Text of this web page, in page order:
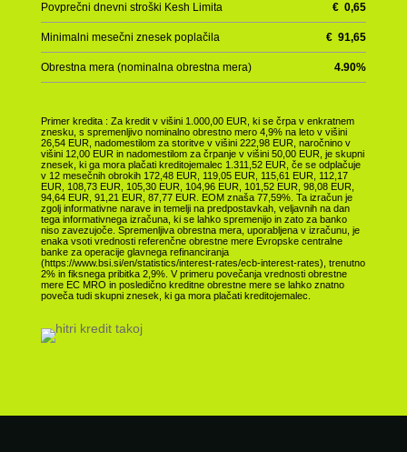
Povprečni dnevni stroški Kesh Limita €0,65
Minimalni mesečni znesek poplačila €91,65
Obrestna mera (nominalna obrestna mera) 4.90%
Primer kredita : Za kredit v višini 1.000,00 EUR, ki se črpa v enkratnem
znesku, s spremenljivo nominalno obrestno mero 4,9% na leto v višini
26,54 EUR, nadomestilom za storitve v višini 222,98 EUR, naročnino v
višini 12,00 EUR in nadomestilom za črpanje v višini 50,00 EUR, je skupni
znesek, ki ga mora plačati kreditojemalec 1.311,52 EUR, če se odplačuje
v 12 mesečnih obrokih 172,48 EUR, 119,05 EUR, 115,61 EUR, 112,17
EUR, 108,73 EUR, 105,30 EUR, 104,96 EUR, 101,52 EUR, 98,08 EUR,
94,64 EUR, 91,21 EUR, 87,77 EUR. EOM znaša 77,59%. Ta izračun je
zgolj informativne narave in temelji na predpostavkah, veljavnih na dan
tega informativnega izračuna, ki se lahko spremenijo in zato za banko
niso zavezujoče. Spremenljiva obrestna mera, uporabljena v izračunu, je
enaka vsoti vrednosti referenčne obrestne mere Evropske centralne
banke za operacije glavnega refinanciranja
(https://www.bsi.si/en/statistics/interest-rates/ecb-interest-rates), trenutno
2% in fiksnega pribitka 2,9%. V primeru povečanja vrednosti obrestne
mere EC MRO in posledično kreditne obrestne mere se lahko znatno
poveča tudi skupni znesek, ki ga mora plačati kreditojemalec.